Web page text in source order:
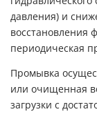
давления) и
восстановления
периодическая
Промывка
или очищенная
загрузки с